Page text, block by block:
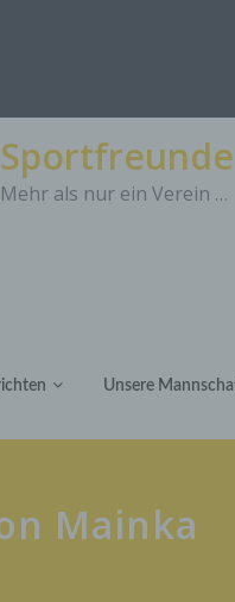
Mehr als nur ein Verein …
Unsere
Mainka